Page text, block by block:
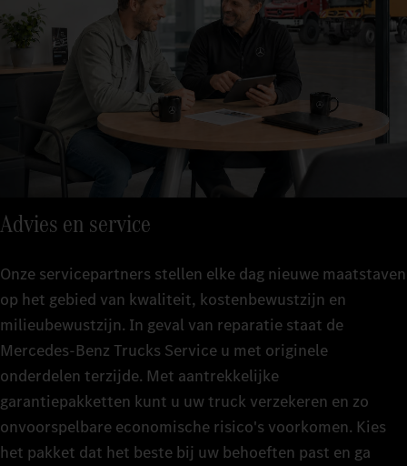
Advies en service
Onze servicepartners stellen elke dag nieuwe maatstaven
op het gebied van kwaliteit, kostenbewustzijn en
milieubewustzijn. In geval van reparatie staat de
Mercedes‑Benz Trucks Service u met originele
onderdelen terzijde. Met aantrekkelijke
garantiepakketten kunt u uw truck verzekeren en zo
onvoorspelbare economische risico's voorkomen. Kies
het pakket dat het beste bij uw behoeften past en ga